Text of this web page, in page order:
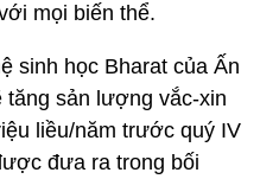
mọi biến thể.
sinh học Bharat của Ấn
sản lượng vắc-xin
liều/năm trước quý IV
đưa ra trong bối